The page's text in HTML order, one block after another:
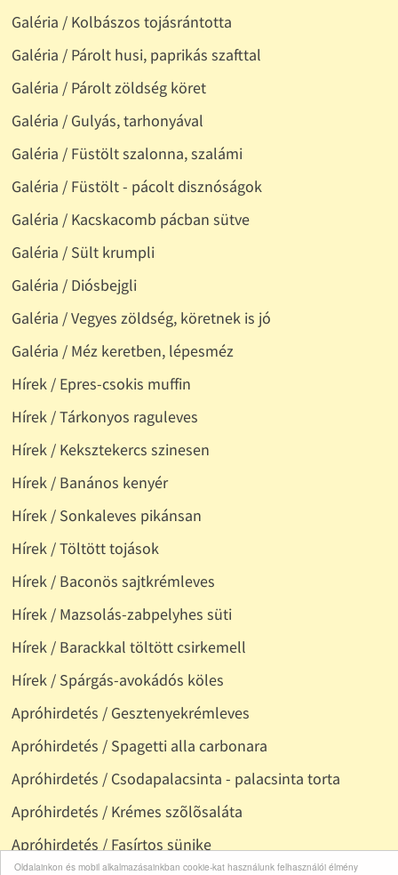
Oldalainkon és mobil alkalmazásainkban cookie-kat használunk felhasználói élmény
Galéria / Kolbászos tojásrántotta
Galéria / Párolt husi, paprikás szafttal
Galéria / Párolt zöldség köret
Galéria / Gulyás, tarhonyával
Galéria / Füstölt szalonna, szalámi
Galéria / Füstölt - pácolt disznóságok
Galéria / Kacskacomb pácban sütve
Galéria / Sült krumpli
Galéria / Diósbejgli
Galéria / Vegyes zöldség, köretnek is jó
Galéria / Méz keretben, lépesméz
Hírek / Epres-csokis muffin
Hírek / Tárkonyos raguleves
Hírek / Keksztekercs szinesen
Hírek / Banános kenyér
Hírek / Sonkaleves pikánsan
Hírek / Töltött tojások
Hírek / Baconös sajtkrémleves
Hírek / Mazsolás-zabpelyhes süti
Hírek / Barackkal töltött csirkemell
Hírek / Spárgás-avokádós köles
Apróhirdetés / Gesztenyekrémleves
Apróhirdetés / Spagetti alla carbonara
Apróhirdetés / Csodapalacsinta - palacsinta torta
Apróhirdetés / Krémes szõlõsaláta
Apróhirdetés / Fasírtos sünike